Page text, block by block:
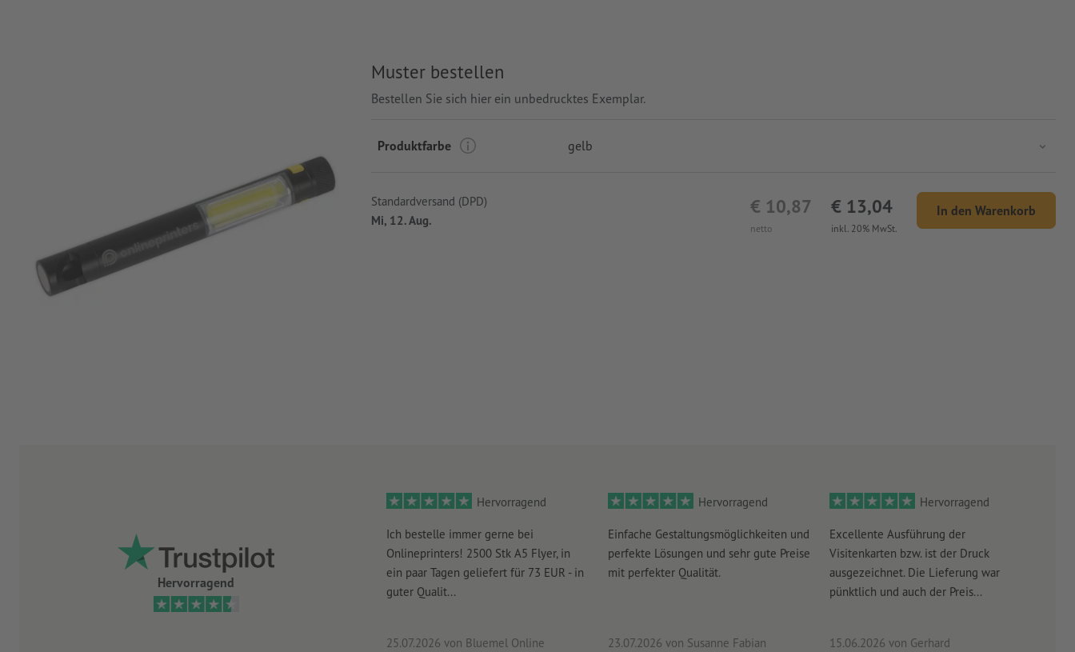
Muster bestellen
Bestellen Sie sich hier ein unbedrucktes Exemplar.
Produktfarbe gelb
netto
€ 10,87
inkl. 20% MwSt.
€ 13,04 In den Warenkorb
Standardversand (DPD)
Mi, 12. Aug.
Hervorragend
Hervorragend
Ich bestelle immer gerne bei
Onlineprinters! 2500 Stk A5 Flyer, in
ein paar Tagen geliefert für 73 EUR - in
guter Qualit...
25.07.2026 von Bluemel Online
Hervorragend
Einfache Gestaltungsmöglichkeiten und
perfekte Lösungen und sehr gute Preise
mit perfekter Qualität.
23.07.2026 von Susanne Fabian
Hervorragend
Excellente Ausführung der
Visitenkarten bzw. ist der Druck
ausgezeichnet. Die Lieferung war
pünktlich und auch der Preis...
15.06.2026 von Gerhard